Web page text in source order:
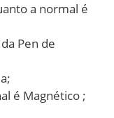
a normal é
Pen de
é Magnético ;